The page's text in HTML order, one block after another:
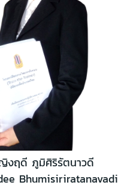
งฤดี ภูมิศิริรัตนาวดี
Bhumisiriratanavadi